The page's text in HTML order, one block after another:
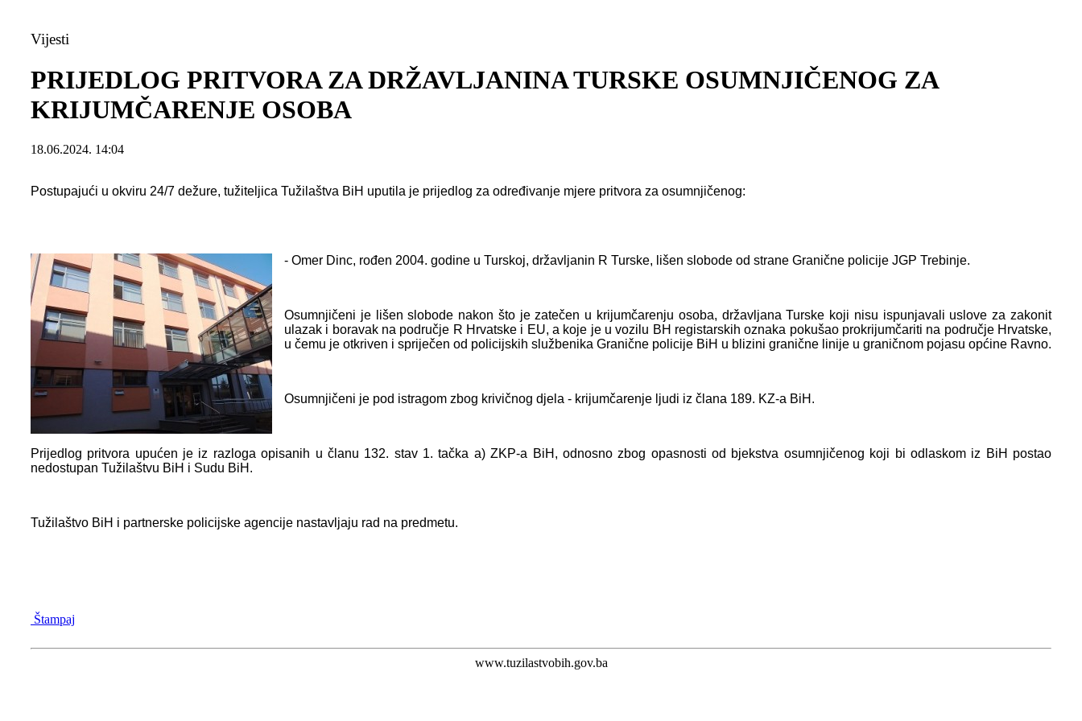
Vijesti
PRIJEDLOG PRITVORA ZA DRŽAVLJANINA TURSKE OSUMNJIČENOG ZA
KRIJUMČARENJE OSOBA
18.06.2024. 14:04
Postupajući u okviru 24/7 dežure, tužiteljica Tužilaštva BiH uputila je prijedlog za određivanje mjere pritvora za osumnjičenog:
- Omer Dinc, rođen 2004. godine u Turskoj, državljanin R Turske, lišen slobode od strane Granične policije JGP Trebinje.
Osumnjičeni je lišen slobode nakon što je zatečen u krijumčarenju osoba, državljana Turske koji nisu ispunjavali uslove za zakonit
ulazak i boravak na područje R Hrvatske i EU, a koje je u vozilu BH registarskih oznaka pokušao prokrijumčariti na područje Hrvatske,
u čemu je otkriven i spriječen od policijskih službenika Granične policije BiH u blizini granične linije u graničnom pojasu općine Ravno.
Osumnjičeni je pod istragom zbog krivičnog djela - krijumčarenje ljudi iz člana 189. KZ-a BiH.
Prijedlog pritvora upućen je iz razloga opisanih u članu 132. stav 1. tačka a) ZKP-a BiH, odnosno zbog opasnosti od bjekstva osumnjičenog koji bi odlaskom iz BiH postao
nedostupan Tužilaštvu BiH i Sudu BiH.
Tužilaštvo BiH i partnerske policijske agencije nastavljaju rad na predmetu.
Štampaj
www.tuzilastvobih.gov.ba